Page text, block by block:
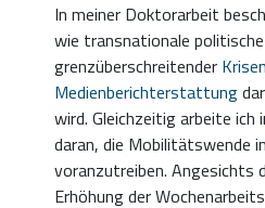
In meiner Doktorarbeit
wie transnationale
grenzüberschreitender
Medienberichterstattung
wird. Gleichzeitig arbeite ich
daran, die Mobilitätswende
voranzutreiben. Angesichts
Erhöhung der